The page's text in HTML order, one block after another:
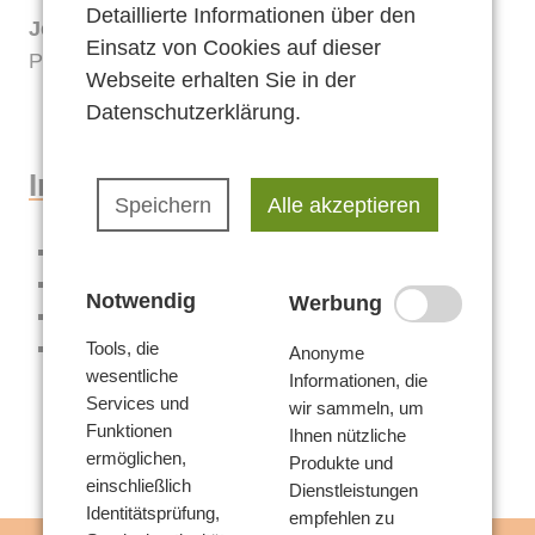
Angebote
Team
Anfrage stellen
Voraussetzungen
Leistungen
Aufgaben
Voraussetzungen
Leistungen
Aufgaben
Teilnahmebedingungen
Inhouse Seminare
Anfahrt
Jelena Maslova
Pädagogin und Psychologin B.A.
Inhalt
Auswirkung auf die Entwicklung
Stärkungsmöglichkeiten
Detaillierte Informationen über den
Einsatz von Cookies auf dieser
Webseite erhalten Sie in der
Datenschutzerklärung.
Speichern Alle akzeptieren
Notwendig
Tools, die
wesentliche
Services und
Funktionen
ermöglichen,
einschließlich
Identitätsprüfung,
Werbung
Anonyme
Informationen, die
wir sammeln, um
Ihnen nützliche
Produkte und
Dienstleistungen
empfehlen zu